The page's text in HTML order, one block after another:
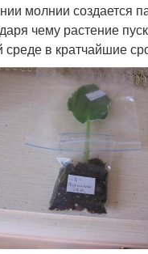
молнии создается
чему растение
среде в кратчайшие